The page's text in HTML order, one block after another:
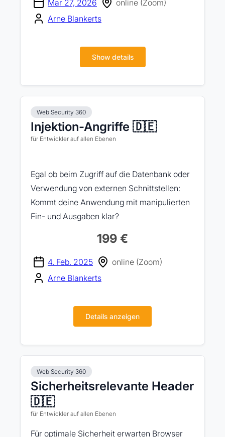
Mar 27, 2026
online (Zoom)
Arne Blankerts
Show details
Web Security 360
Injektion-Angriffe 🇩🇪
für Entwickler auf allen Ebenen
Egal ob beim Zugriff auf die Datenbank oder
Verwendung von externen Schnittstellen:
Kommt deine Anwendung mit manipulierten
Ein- und Ausgaben klar?
199 €
4. Feb. 2025
online (Zoom)
Arne Blankerts
Details anzeigen
Web Security 360
Sicherheitsrelevante Header
🇩🇪
für Entwickler auf allen Ebenen
Für optimale Sicherheit erwarten Browser